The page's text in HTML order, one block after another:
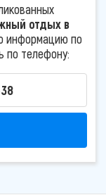
отдых в
информацию по
по телефону: